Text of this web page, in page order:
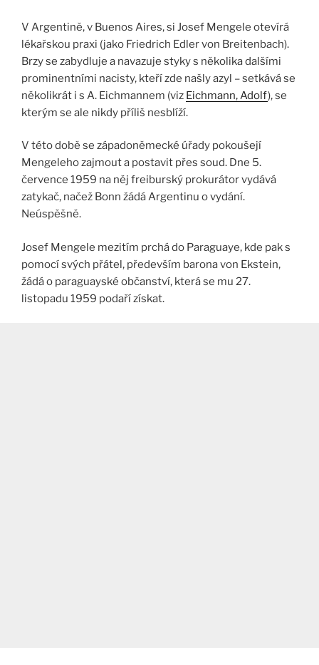
V Argentině, v Buenos Aires, si Josef Mengele otevírá
lékařskou praxi (jako Friedrich Edler von Breitenbach).
Brzy se zabydluje a navazuje styky s několika dalšími
prominentními nacisty, kteří zde našly azyl – setkává se
několikrát i s A. Eichmannem (viz Eichmann, Adolf), se
kterým se ale nikdy příliš nesblíží.
V této době se západoněmecké úřady pokoušejí
Mengeleho zajmout a postavit přes soud. Dne 5.
července 1959 na něj freiburský prokurátor vydává
zatykač, načež Bonn žádá Argentinu o vydání.
Neúspěšně.
Josef Mengele mezitím prchá do Paraguaye, kde pak s
pomocí svých přátel, především barona von Ekstein,
žádá o paraguayské občanství, která se mu 27.
listopadu 1959 podaří získat.